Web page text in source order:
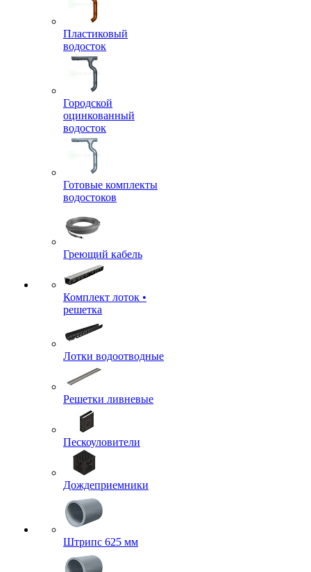
Пластиковый
водосток
Городской
оцинкованный
водосток
Готовые комплекты
водостоков
Греющий кабель
Комплект лоток •
решетка
Лотки водоотводные
Решетки ливневые
Пескоуловители
Дождеприемники
Штрипс 625 мм